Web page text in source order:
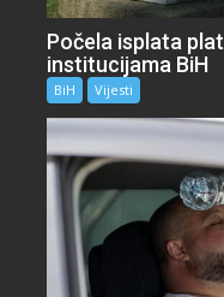
Počela isplata
institucijama BiH
BiH Vijesti